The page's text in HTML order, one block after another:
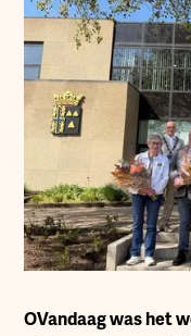
OVandaag was het